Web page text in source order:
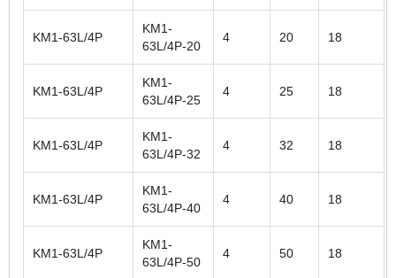
KM1-63L/4P
KM1-
63L/4P-20
4 20 18
KM1-63L/4P
KM1-
63L/4P-25
4 25 18
KM1-63L/4P
KM1-
63L/4P-32
4 32 18
KM1-63L/4P
KM1-
63L/4P-40
4 40 18
KM1-63L/4P
KM1-
63L/4P-50
4 50 18